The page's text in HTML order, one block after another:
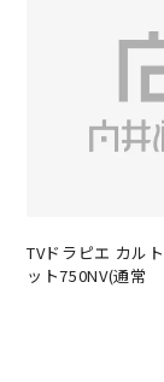
TVドラピエ カル
ット750NV(通常